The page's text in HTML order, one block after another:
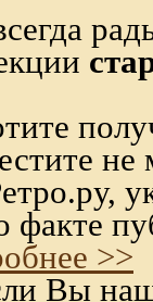
факте
>>
Вы